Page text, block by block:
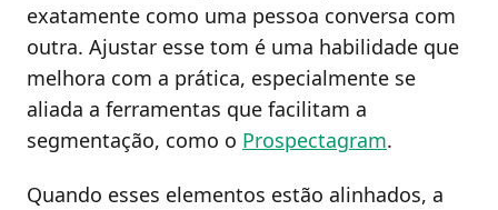
exatamente como uma pessoa conversa com
outra. Ajustar esse tom é uma habilidade que
melhora com a prática, especialmente se
aliada a ferramentas que facilitam a
segmentação, como o Prospectagram.
Quando esses elementos estão alinhados, a